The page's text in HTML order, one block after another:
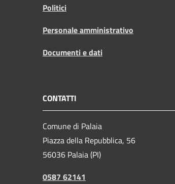
Politici
Personale amministrativo
Documenti e dati
CONTATTI
Comune di Palaia
Piazza della Repubblica, 56
56036 Palaia (PI)
0587 62141